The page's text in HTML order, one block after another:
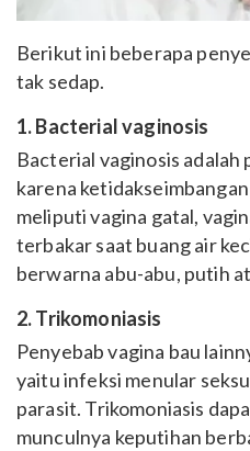
Berikut ini beberapa
tak sedap.
1. Bacterial vaginosis
Bacterial vaginosis adalah
karena
meliputi vagina gatal,
terbakar saat buang air
berwarna abu-abu, putih
2. Trikomoniasis
Penyebab vagina bau
yaitu infeksi menular
parasit. Trikomoniasis
munculnya keputihan